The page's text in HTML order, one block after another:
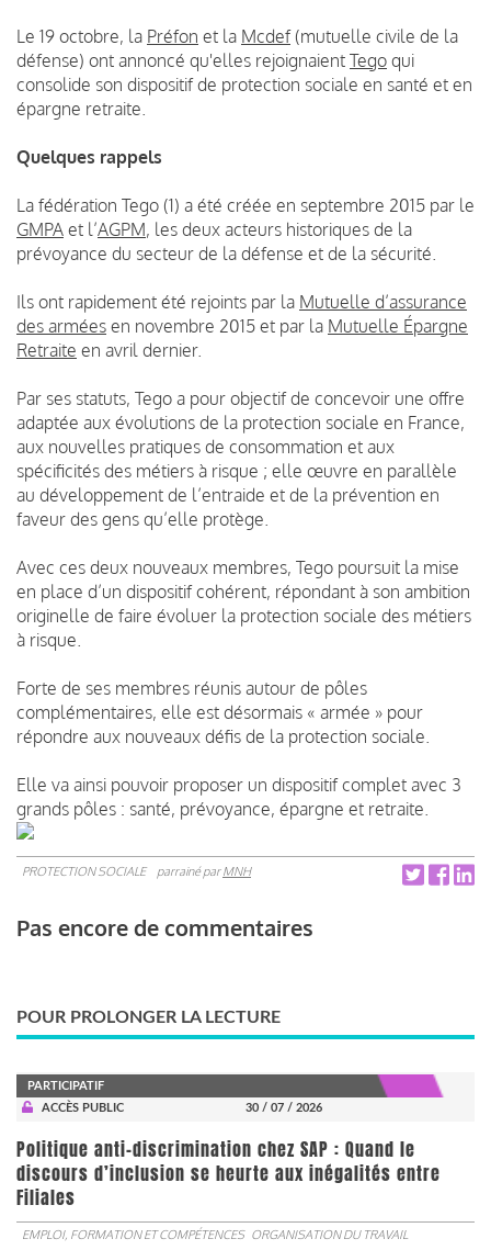
Le 19 octobre, la Préfon et la Mcdef(mutuelle civile de la
défense) ont annoncé qu'elles rejoignaient Tego qui
consolide son dispositif de protection sociale en santé et en
épargne retraite.
Quelques rappels
La fédération Tego (1) a été créée en septembre 2015 par le
GMPA et l’AGPM, les deux acteurs historiques de la
prévoyance du secteur de la défense et de la sécurité.
Ils ont rapidement été rejoints par la Mutuelle d’assurance
des armées en novembre 2015 et par la Mutuelle Épargne
Retraite en avril dernier.
Par ses statuts, Tego a pour objectif de concevoir une offre
adaptée aux évolutions de la protection sociale en France,
aux nouvelles pratiques de consommation et aux
spécificités des métiers à risque ; elle œuvre en parallèle
au développement de l’entraide et de la prévention en
faveur des gens qu’elle protège.
Avec ces deux nouveaux membres, Tego poursuit la mise
en place d’un dispositif cohérent, répondant à son ambition
originelle de faire évoluer la protection sociale des métiers
à risque.
Forte de ses membres réunis autour de pôles
complémentaires, elle est désormais « armée » pour
répondre aux nouveaux défis de la protection sociale.
Elle va ainsi pouvoir proposer un dispositif complet avec 3
grands pôles : santé, prévoyance, épargne et retraite.
PROTECTION SOCIALE parrainé parMNH
Pas encore de commentaires
POUR PROLONGER LA LECTURE
PARTICIPATIF
ACCÈS PUBLIC
30 / 07 / 2026
Politique anti-discrimination chez SAP : Quand le
discours d’inclusion se heurte aux inégalités entre
Filiales
EMPLOI, FORMATION ET COMPÉTENCES ORGANISATION DU TRAVAIL